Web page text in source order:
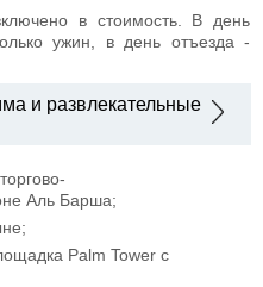
в стоимость. В день
ужин, в день отъезда -
и развлекательные
Аль Барша;
Palm Tower с